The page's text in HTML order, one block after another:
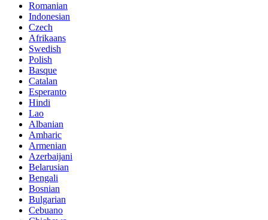
Romanian
Indonesian
Czech
Afrikaans
Swedish
Polish
Basque
Catalan
Esperanto
Hindi
Lao
Albanian
Amharic
Armenian
Azerbaijani
Belarusian
Bengali
Bosnian
Bulgarian
Cebuano